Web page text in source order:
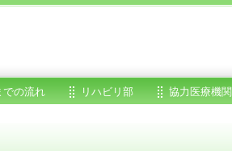
での流れ リハビリ部 協力医療機関